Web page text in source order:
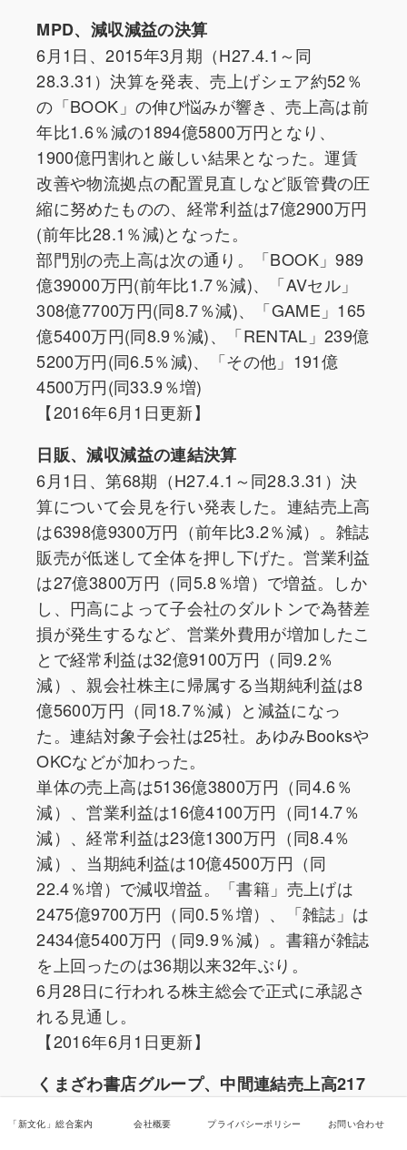
MPD、減収減益の決算
6月1日、2015年3月期（H27.4.1～同
28.3.31）決算を発表、売上げシェア約52％
の「BOOK」の伸び悩みが響き、売上高は前
年比1.6％減の1894億5800万円となり、
1900億円割れと厳しい結果となった。運賃
改善や物流拠点の配置見直しなど販管費の圧
縮に努めたものの、経常利益は7億2900万円
(前年比28.1％減)となった。
部門別の売上高は次の通り。「BOOK」989
億39000万円(前年比1.7％減)、「AVセル」
308億7700万円(同8.7％減)、「GAME」165
億5400万円(同8.9％減)、「RENTAL」239億
5200万円(同6.5％減)、「その他」191億
4500万円(同33.9％増)
【2016年6月1日更新】
日販、減収減益の連結決算
6月1日、第68期（H27.4.1～同28.3.31）決
算について会見を行い発表した。連結売上高
は6398億9300万円（前年比3.2％減）。雑誌
販売が低迷して全体を押し下げた。営業利益
は27億3800万円（同5.8％増）で増益。しか
し、円高によって子会社のダルトンで為替差
損が発生するなど、営業外費用が増加したこ
とで経常利益は32億9100万円（同9.2％
減）、親会社株主に帰属する当期純利益は8
億5600万円（同18.7％減）と減益になっ
た。連結対象子会社は25社。あゆみBooksや
OKCなどが加わった。
単体の売上高は5136億3800万円（同4.6％
減）、営業利益は16億4100万円（同14.7％
減）、経常利益は23億1300万円（同8.4％
減）、当期純利益は10億4500万円（同
22.4％増）で減収増益。「書籍」売上げは
2475億9700万円（同0.5％増）、「雑誌」は
2434億5400万円（同9.9％減）。書籍が雑誌
を上回ったのは36期以来32年ぶり。
6月28日に行われる株主総会で正式に承認さ
れる見通し。
【2016年6月1日更新】
くまざわ書店グループ、中間連結売上高217
グループ6社の連結売上高が、昨年10月から
「新文化」総合案内 会社概要 プライバシーポリシー お問い合わせ